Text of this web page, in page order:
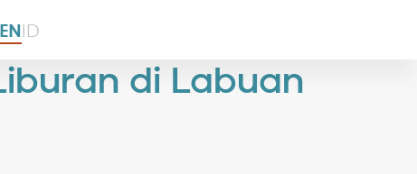
ID
EN
di Labuan